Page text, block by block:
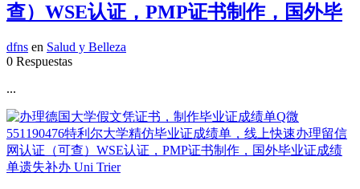
查）WSE认证，PMP证书制作，国外毕
dfns en Salud y Belleza
0 Respuestas
...